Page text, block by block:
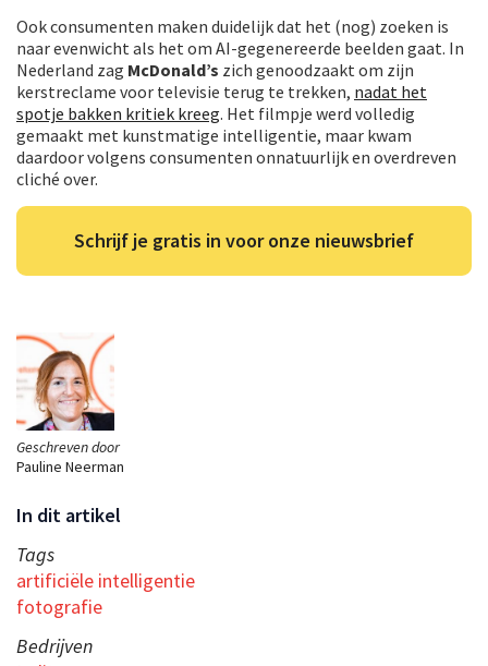
Geschreven door
Pauline Neerman
In dit artikel
Tags
artificiële intelligentie
fotografie
Bedrijven
Ook consumenten maken duidelijk dat het (nog) zoeken is
naar evenwicht als het om AI-gegenereerde beelden gaat. In
Nederland zag McDonald’s zich genoodzaakt om zijn
kerstreclame voor televisie terug te trekken, nadat het
spotje bakken kritiek kreeg. Het filmpje werd volledig
gemaakt met kunstmatige intelligentie, maar kwam
daardoor volgens consumenten onnatuurlijk en overdreven
cliché over.
Schrijf je gratis in voor onze nieuwsbrief